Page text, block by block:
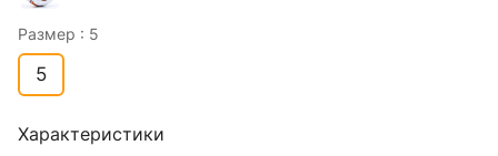
Размер : 5
5
Характеристики